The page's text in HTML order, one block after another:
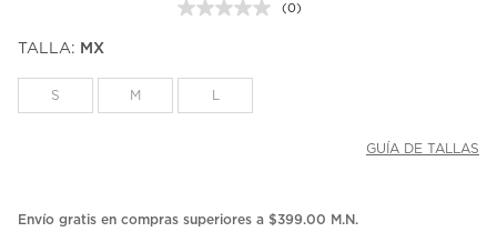
Sin
(0)
TALLA: MX
S M
GUÍA DE TALLAS
Envío gratis en compras superiores a $399.00 M.N.